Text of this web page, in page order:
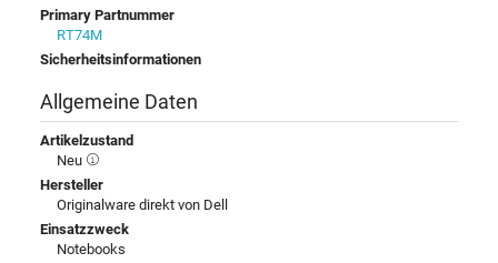
Primary Partnummer
RT74M
Sicherheitsinformationen
Allgemeine Daten
Artikelzustand
Neu
Hersteller
Originalware direkt von Dell
Einsatzzweck
Notebooks